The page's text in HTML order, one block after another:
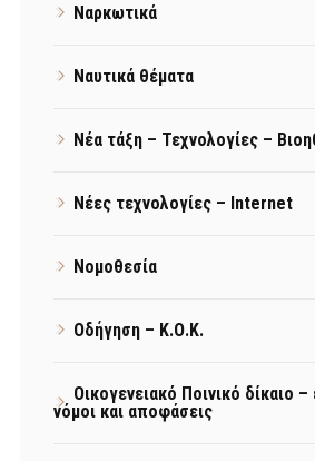
Ναρκωτικά
Ναυτικά θέματα
Νέα τάξη – Τεχνολογίες –
Νέες τεχνολογίες – Internet
Νομοθεσία
Οδήγηση – Κ.Ο.Κ.
Οικογενειακό Ποινικό δίκαιο –
νόμοι και αποφάσεις